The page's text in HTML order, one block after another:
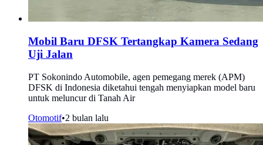
Mobil Baru DFSK Tertangkap Kamera Sedang
Uji Jalan
PT Sokonindo Automobile, agen pemegang merek (APM)
DFSK di Indonesia diketahui tengah menyiapkan model baru
untuk meluncur di Tanah Air
Otomotif•2 bulan lalu